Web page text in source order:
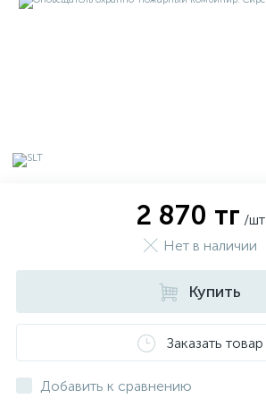
2 870 тг /шт
Нет в наличии
Купить
Заказать товар
Добавить к сравнению